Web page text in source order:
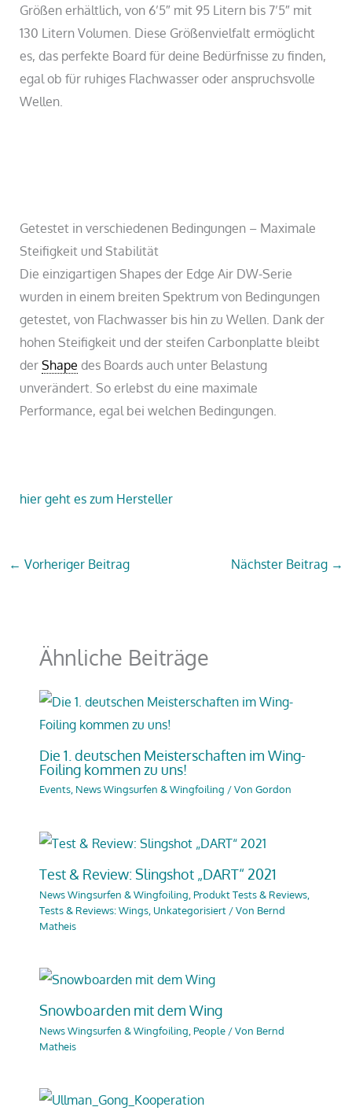
Größen erhältlich, von 6’5″ mit 95 Litern bis 7’5″ mit
130 Litern Volumen. Diese Größenvielfalt ermöglicht
es, das perfekte Board für deine Bedürfnisse zu finden,
egal ob für ruhiges Flachwasser oder anspruchsvolle
Wellen.
Getestet in verschiedenen Bedingungen – Maximale
Steifigkeit und Stabilität
Die einzigartigen Shapes der Edge Air DW-Serie
wurden in einem breiten Spektrum von Bedingungen
getestet, von Flachwasser bis hin zu Wellen. Dank der
hohen Steifigkeit und der steifen Carbonplatte bleibt
derShape des Boards auch unter Belastung
unverändert. So erlebst du eine maximale
Performance, egal bei welchen Bedingungen.
hier geht es zum Hersteller
← Vorheriger Beitrag Nächster Beitrag →
Ähnliche Beiträge
Die 1. deutschen Meisterschaften im Wing-
Foiling kommen zu uns!
Events, News Wingsurfen & Wingfoiling / Von Gordon
Test & Review: Slingshot „DART“ 2021
News Wingsurfen & Wingfoiling Produkt Tests & Reviews,
Tests & Reviews: Wings, Unkategorisiert/ Von Bernd
Matheis
Snowboarden mit dem Wing
News Wingsurfen & Wingfoiling People/ Von Bernd
Matheis